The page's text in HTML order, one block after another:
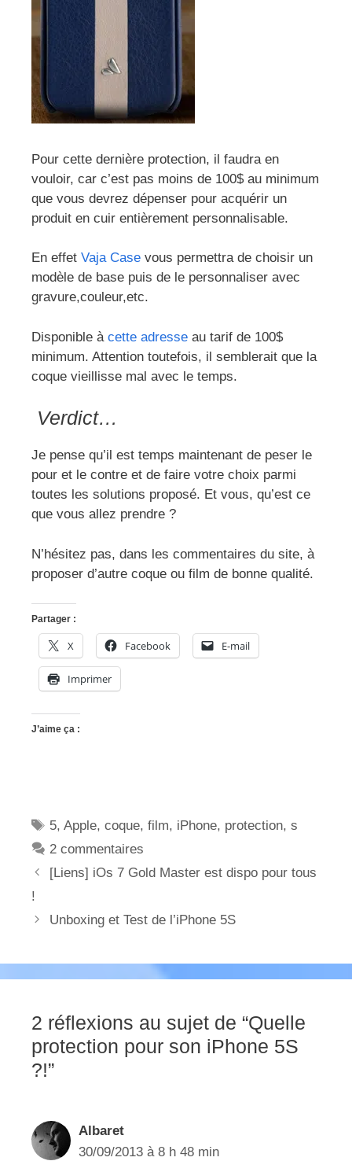
Pour cette dernière protection, il faudra en
vouloir, car c’est pas moins de 100$ au minimum
que vous devrez dépenser pour acquérir un
produit en cuir entièrement personnalisable.
En effet Vaja Case vous permettra de choisir un
modèle de base puis de le personnaliser avec
gravure,couleur,etc.
Disponible à cette adresse au tarif de 100$
minimum. Attention toutefois, il semblerait que la
coque vieillisse mal avec le temps.
Verdict…
Je pense qu’il est temps maintenant de peser le
pour et le contre et de faire votre choix parmi
toutes les solutions proposé. Et vous, qu’est ce
que vous allez prendre ?
N’hésitez pas, dans les commentaires du site, à
proposer d’autre coque ou film de bonne qualité.
Partager :
X Facebook E-mail
Imprimer
J’aime ça :
Étiquettes
5,Apple,coque,film, iPhone, protection,s
2 commentaires
[Liens] iOs 7 Gold Master est dispo pour tous
!
Unboxing et Test de l’iPhone 5S
2 réflexions au sujet de “Quelle
protection pour son iPhone 5S
?!”
Albaret
30/09/2013 à 8 h 48 min